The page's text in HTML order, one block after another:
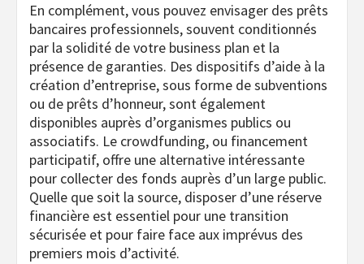
En complément, vous pouvez envisager des prêts
bancaires professionnels, souvent conditionnés
par la solidité de votre business plan et la
présence de garanties. Des dispositifs d’aide à la
création d’entreprise, sous forme de subventions
ou de prêts d’honneur, sont également
disponibles auprès d’organismes publics ou
associatifs. Le crowdfunding, ou financement
participatif, offre une alternative intéressante
pour collecter des fonds auprès d’un large public.
Quelle que soit la source, disposer d’une réserve
financière est essentiel pour une transition
sécurisée et pour faire face aux imprévus des
premiers mois d’activité.